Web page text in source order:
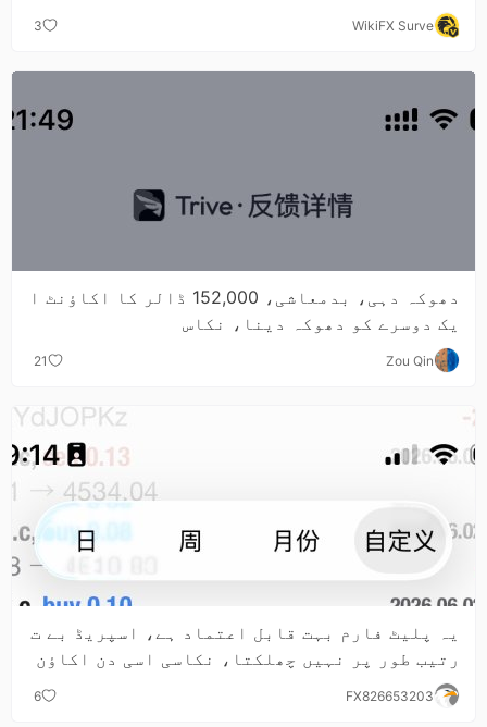
WikiFX Surve
3
دھوکہ دہی، بدمعاشی، 152,000 ڈالر کا اکاؤنٹ ا
یک دوسرے کو دھوکہ دینا، نکاس
Zou Qin
21
یہ پلیٹ فارم بہت قابل اعتماد ہے، اسپریڈ بے ت
رتیب طور پر نہیں چھلکتا، نکاسی اسی دن اکاؤن
ٹ میں آ جاتی ہے
FX826653203
6